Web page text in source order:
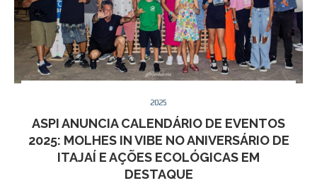
2025
ASPI ANUNCIA CALENDÁRIO DE EVENTOS
2025: MOLHES IN VIBE NO ANIVERSÁRIO DE
ITAJAÍ E AÇÕES ECOLÓGICAS EM
DESTAQUE